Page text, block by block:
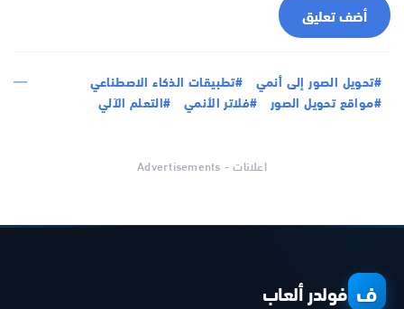
أضف تعليق
#تحويل الصور إلى أنمي
#تطبيقات الذكاء الاصطناعي
#مواقع تحويل الصور
#فلاتر الأنمي #التعلم الآلي
اعلانات - Advertisements
ف فولدر ألعاب